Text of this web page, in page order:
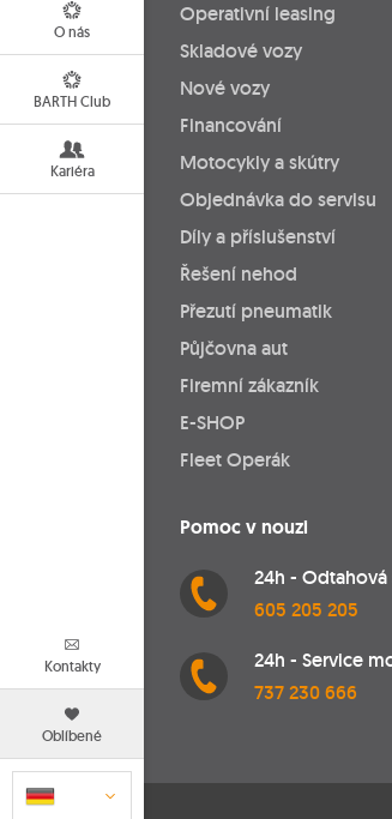
O nás
BARTH Club
Kariéra
Kontakty
Oblíbené
Operativní leasing
Skladové vozy
Nové vozy
Financování
Motocykly a skútry
Objednávka do servisu
Díly a příslušenství
Řešení nehod
Přezutí pneumatik
Půjčovna aut
Firemní zákazník
E-SHOP
Fleet Operák
Pomoc v nouzi
24h - Odtahová
605 205 205
24h - Service
737 230 666